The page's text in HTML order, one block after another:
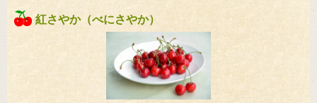
紅さやか（べにさやか）